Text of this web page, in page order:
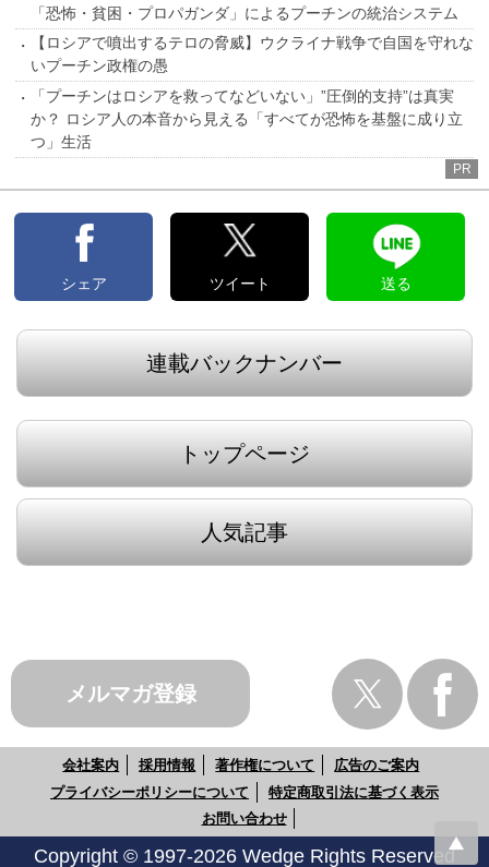
「恐怖・貧困・プロパガンダ」によるプーチンの統治システム
【ロシアで噴出するテロの脅威】ウクライナ戦争で自国を守れな
いプーチン政権の愚
「プーチンはロシアを救ってなどいない」”圧倒的支持”は真実
か？ ロシア人の本音から見える「すべてが恐怖を基盤に成り立
つ」生活
PR
シェア ツイート 送る
連載バックナンバー
トップページ
人気記事
メルマガ登録
会社案内 採用情報 著作権について
広告のご案内
プライバシーポリシーについて
特定商取引法に基づく表示
お問い合わせ
Copyright © 1997-2026 Wedge Rights Reserved